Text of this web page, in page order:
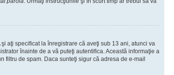
aţi specificat la înregistrare că aveţi sub 13 ani, atunci va
înainte de a vă puteţi autentifica. Această informaţie a
de spam. Daca sunteţi sigur că adresa de e-mail